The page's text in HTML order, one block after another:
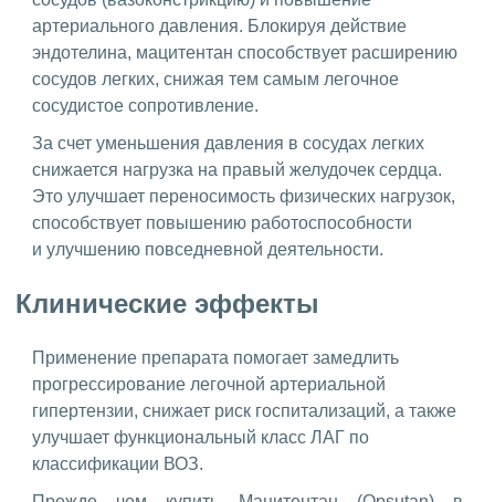
артериального давления. Блокируя действие
эндотелина, мацитентан способствует расширению
сосудов легких, снижая тем самым легочное
сосудистое сопротивление.
За счет уменьшения давления в сосудах легких
снижается нагрузка на правый желудочек сердца.
Это улучшает переносимость физических нагрузок,
способствует повышению работоспособности
и улучшению повседневной деятельности.
Клинические эффекты
Применение препарата помогает замедлить
прогрессирование легочной артериальной
гипертензии, снижает риск госпитализаций, а также
улучшает функциональный класс ЛАГ по
классификации ВОЗ.